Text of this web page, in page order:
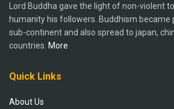
Lord Buddha gave the light of non-violent
humanity his followers. Buddhism became
sub-continent and also spread to japan,
countries. More
Quick Links
About Us